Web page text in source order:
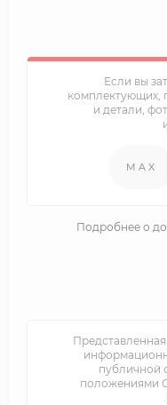
Если вы
комплектующих,
и детали,
MAX
Подробнее о
публичной
положениями